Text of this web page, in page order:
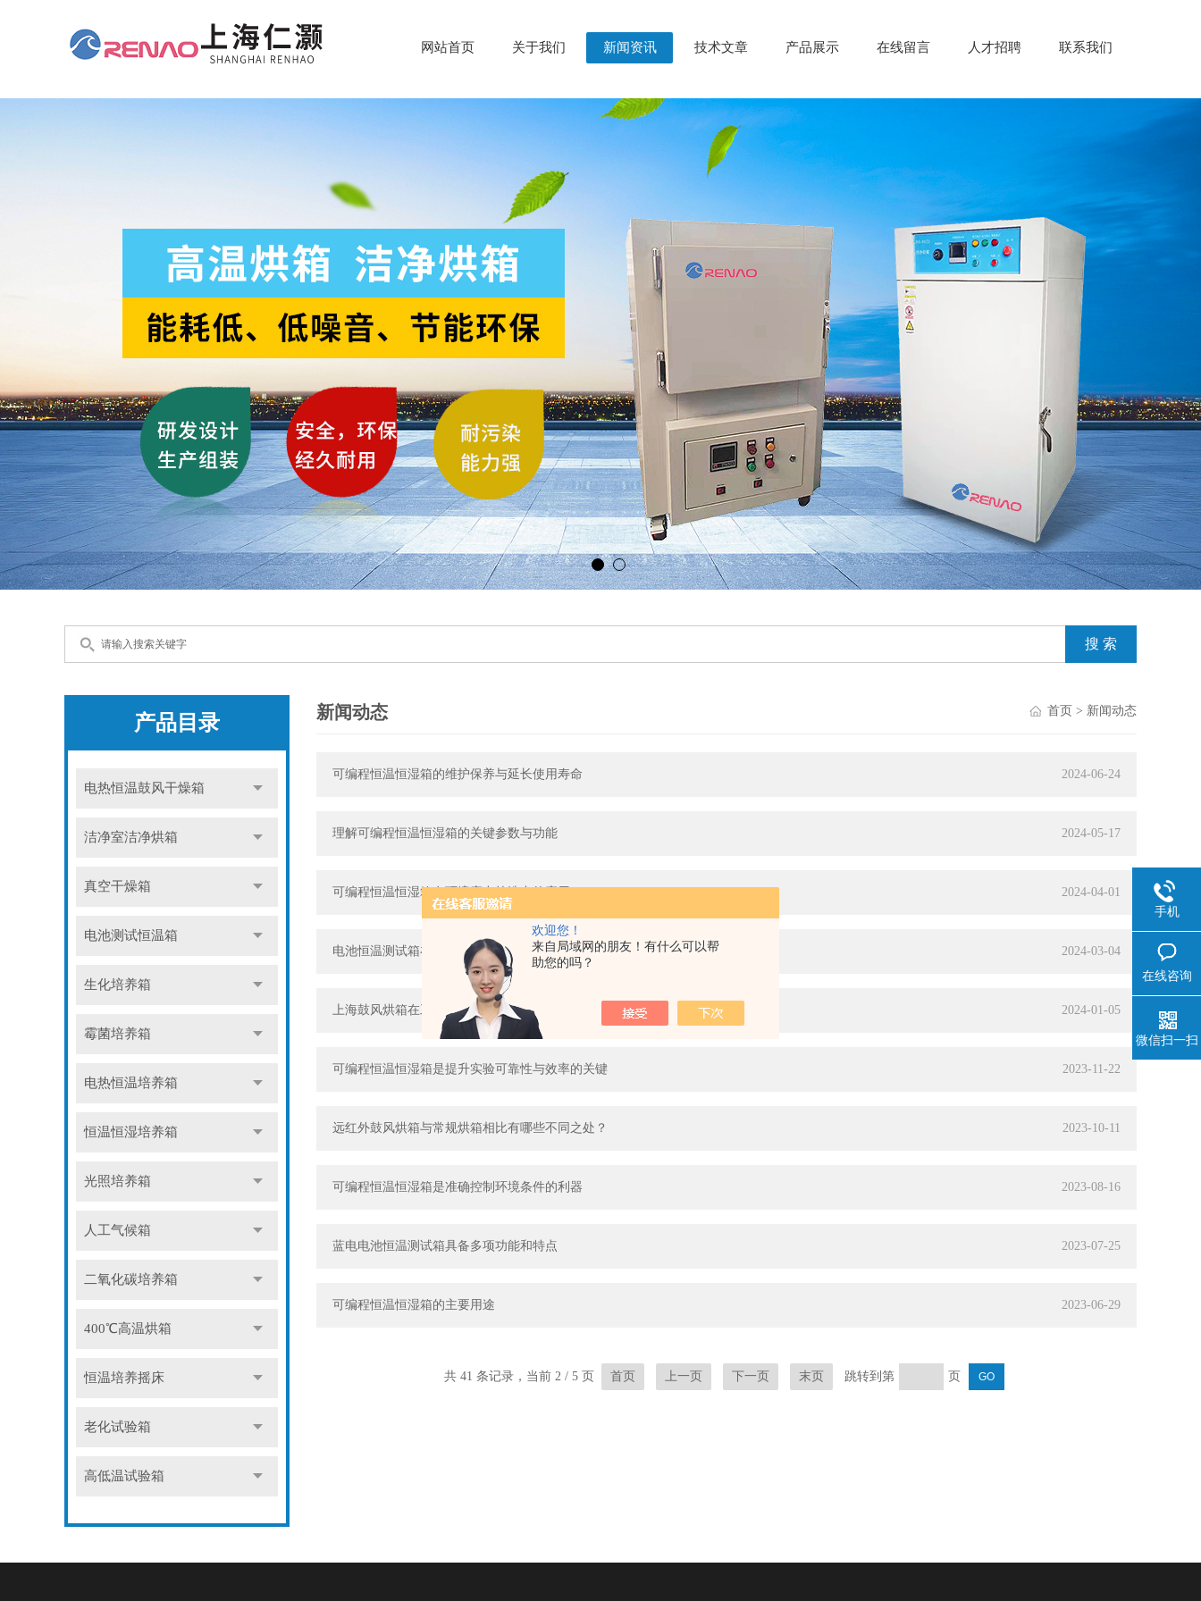
欢迎您！
来自局域网的朋友！有什么可以帮
助您的吗？
网站首页 关于我们 新闻资讯 技术文章 产品展示 在线留言 人才招聘 联系我们
产品目录
电热恒温鼓风干燥箱
洁净室洁净烘箱
真空干燥箱
电池测试恒温箱
生化培养箱
霉菌培养箱
电热恒温培养箱
恒温恒湿培养箱
光照培养箱
人工气候箱
二氧化碳培养箱
400℃高温烘箱
恒温培养摇床
老化试验箱
高低温试验箱
新闻动态 首页 > 新闻动态
可编程恒温恒湿箱的维护保养与延长使用寿命 2024-06-24
理解可编程恒温恒湿箱的关键参数与功能 2024-05-17
可编程恒温恒湿箱在环境应力筛选中的应用 2024-04-01
电池恒温测试箱在电池性能评估中的作用 2024-03-04
上海鼓风烘箱在工业制造中的应用 2024-01-05
可编程恒温恒湿箱是提升实验可靠性与效率的关键 2023-11-22
远红外鼓风烘箱与常规烘箱相比有哪些不同之处？ 2023-10-11
可编程恒温恒湿箱是准确控制环境条件的利器 2023-08-16
蓝电电池恒温测试箱具备多项功能和特点 2023-07-25
可编程恒温恒湿箱的主要用途 2023-06-29
共 41 条记录，当前 2 / 5 页 首页 上一页 下一页 末页 跳转到第 页
手机
在线咨询
微信扫一扫